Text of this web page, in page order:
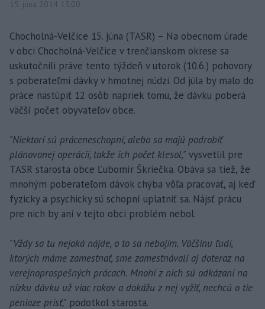
15. júna 2014 13:00
Chocholná-Velčice 15. júna (TASR) – Na obecnom úrade
v obci Chocholná-Velčice v trenčianskom okrese sa
uskutočnili práve tento týždeň v utorok (10.6.) pohovory
s poberateľmi dávky v hmotnej núdzi. Od júla by malo do
práce nastúpiť 12 osôb napriek tomu, že dávku poberá
väčší počet obyvateľov obce.
"Niektorí sú práceneschopní, alebo sa majú podrobiť
plánovanej operácii, takže ich počet klesol," vysvetlil pre
TASR starosta obce Ľubomír Škriečka. Obáva sa tiež, že
mnohým poberateľom dávok chýba vôľa pracovať, aj keď
fyzicky a psychicky sú schopní uplatniť sa. Nájsť prácu
pre nich by ani v tejto obci problém nebol.
"Vždy sa tu nejaká nájde, o to sa nebojím. Väčšinu ľudí,
ktorých máme zamestnať, sme zamestnávali aj doteraz na
verejnoprospešných prácach. Mnohí z nich sú odkázaní na
nízku dávku už viac rokov a dokážu z nej vyžiť, nechcú o tie
peniaze prísť," podotkol starosta.